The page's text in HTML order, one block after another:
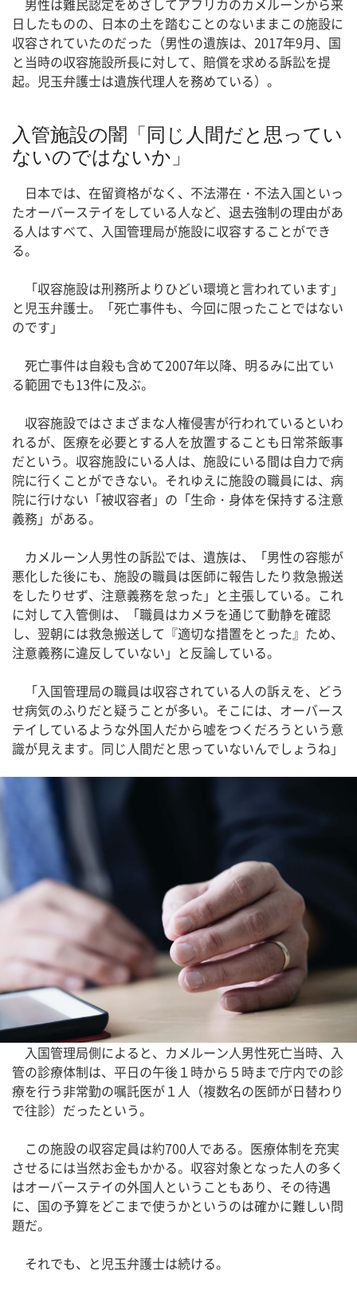
日したものの、日本の土を踏むことのないままこの施設に
収容されていたのだった（男性の遺族は、2017年9月、国
と当時の収容施設所長に対して、賠償を求める訴訟を提
起。児玉弁護士は遺族代理人を務めている）。
入管施設の闇「同じ人間だと思ってい
ないのではないか」
日本では、在留資格がなく、不法滞在・不法入国といっ
たオーバーステイをしている人など、退去強制の理由があ
る人はすべて、入国管理局が施設に収容することができ
る。
「収容施設は刑務所よりひどい環境と言われています」
と児玉弁護士。「死亡事件も、今回に限ったことではない
のです」
死亡事件は自殺も含めて2007年以降、明るみに出てい
る範囲でも13件に及ぶ。
収容施設ではさまざまな人権侵害が行われているといわ
れるが、医療を必要とする人を放置することも日常茶飯事
だという。収容施設にいる人は、施設にいる間は自力で病
院に行くことができない。それゆえに施設の職員には、病
院に行けない「被収容者」の「生命・身体を保持する注意
義務」がある。
カメルーン人男性の訴訟では、遺族は、「男性の容態が
悪化した後にも、施設の職員は医師に報告したり救急搬送
をしたりせず、注意義務を怠った」と主張している。これ
に対して入管側は、「職員はカメラを通じて動静を確認
し、翌朝には救急搬送して『適切な措置をとった』ため、
注意義務に違反していない」と反論している。
「入国管理局の職員は収容されている人の訴えを、どう
せ病気のふりだと疑うことが多い。そこには、オーバース
テイしているような外国人だから嘘をつくだろうという意
識が見えます。同じ人間だと思っていないんでしょうね」
入国管理局側によると、カメルーン人男性死亡当時、入
管の診療体制は、平日の午後１時から５時まで庁内での診
療を行う非常勤の嘱託医が１人（複数名の医師が日替わり
で往診）だったという。
この施設の収容定員は約700人である。医療体制を充実
させるには当然お金もかかる。収容対象となった人の多く
はオーバーステイの外国人ということもあり、その待遇
に、国の予算をどこまで使うかというのは確かに難しい問
題だ。
それでも、と児玉弁護士は続ける。